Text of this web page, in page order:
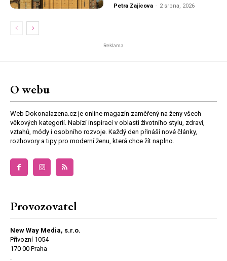
Petra Zajícova - 2 srpna, 2026
Reklama
O webu
Web Dokonalazena.cz je online magazín zaměřený na ženy všech
věkových kategorií. Nabízí inspiraci v oblasti životního stylu, zdraví,
vztahů, módy i osobního rozvoje. Každý den přináší nové články,
rozhovory a tipy pro moderní ženu, která chce žít naplno.
Provozovatel
New Way Media, s.r.o.
Přívozní 1054
170 00 Praha